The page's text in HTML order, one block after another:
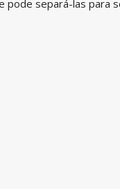
pode separá-las para